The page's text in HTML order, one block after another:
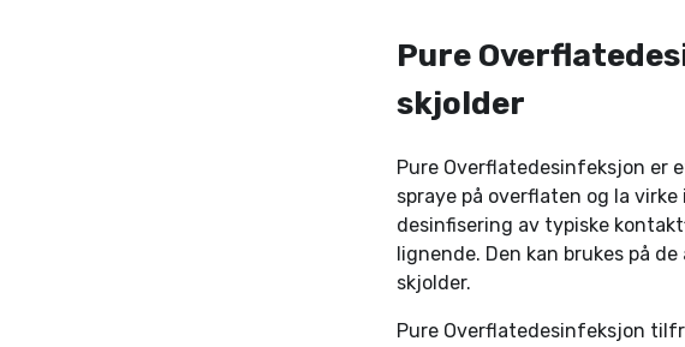
Pure
skjolder
Pure Overflatedesinfeksjon er
spraye på overflaten og la
desinfisering av typiske
lignende. Den kan brukes på
skjolder.
Pure Overflatedesinfeksjon